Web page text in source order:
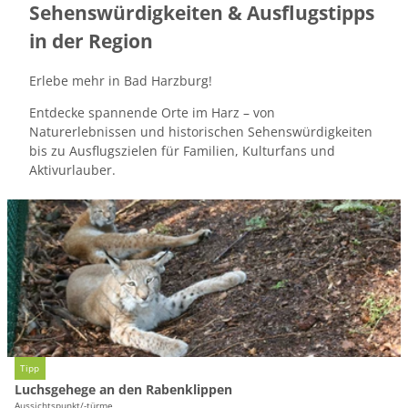
Salz & Seele
Wipfelbiergarten
Alle Themen
Team
Veranstaltungskalender
Orte und Sehenswertes in und rund um Bad
Tickets & Gutscheine
Sehenswürdigkeiten & Ausflugstipps
in der Region
Erlebe mehr in Bad Harzburg!
Entdecke spannende Orte im Harz – von
Naturerlebnissen und historischen Sehenswürdigkeiten
bis zu Ausflugszielen für Familien, Kulturfans und
Aktivurlauber.
D
e
t
a
i
l
s
e
i
Tourismusmarketing Bad Harzburg |
Tipp
Luchsgehege an den Rabenklippen
Aussichtspunkt/-türme